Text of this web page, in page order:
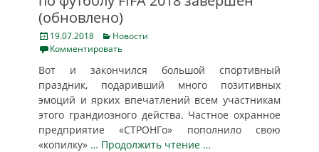
(обновлено)
Posted
on
19.07.2018 Categories
Новости
Комментировать
Вот и закончился большой спортивный
праздник, подаривший много позитивных
эмоций и ярких впечатлений всем участникам
этого грандиозного действа. Частное охранное
предприятие «СТРОНГо» пополнило свою
«копилку» … Продолжить чтение …